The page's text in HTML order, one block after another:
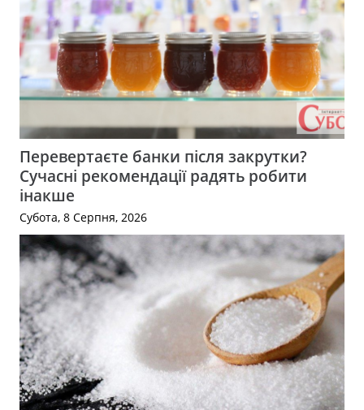
Перевертаєте банки після закрутки?
Сучасні рекомендації радять робити
інакше
Субота, 8 Серпня, 2026